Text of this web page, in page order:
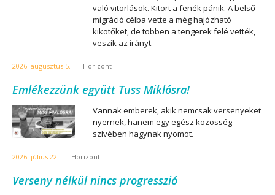
való vitorlások. Kitört a fenék pánik. A belső
migráció célba vette a még hajózható
kikötőket, de többen a tengerek felé vették,
veszik az irányt.
2026. augusztus 5. - Horizont
Emlékezzünk együtt Tuss Miklósra!
Vannak emberek, akik nemcsak versenyeket
nyernek, hanem egy egész közösség
szívében hagynak nyomot.
2026. július 22. - Horizont
Verseny nélkül nincs progresszió